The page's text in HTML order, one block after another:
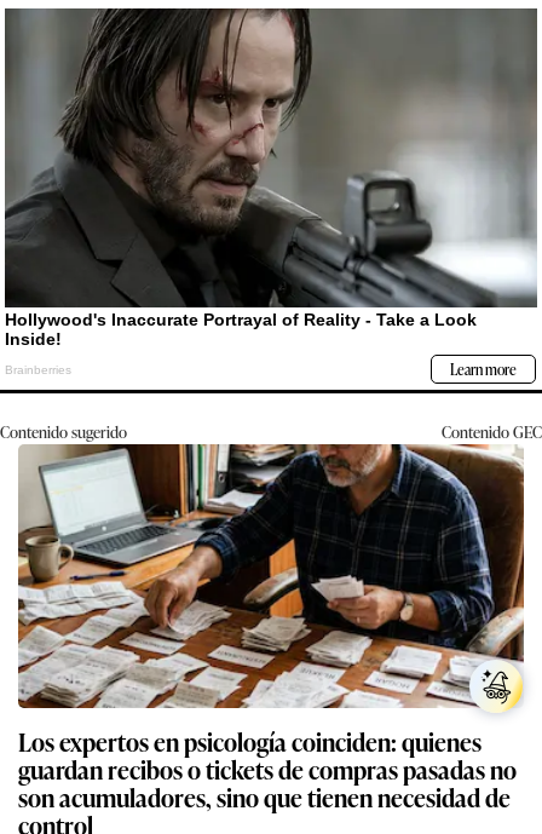
Contenido sugerido ContenidoGEC
Los expertos en psicología coinciden: quienes
guardan recibos o tickets de compras pasadas no
son acumuladores, sino que tienen necesidad de
control